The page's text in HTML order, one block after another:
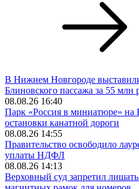
В Нижнем Новгороде
Блиновского пассажа за 55 млн
08.08.26 16:40
Парк «Россия в миниатюре» на
остановки канатной дороги
08.08.26 14:55
Правительство освободило
уплаты НДФЛ
08.08.26 14:13
Верховный суд запретил